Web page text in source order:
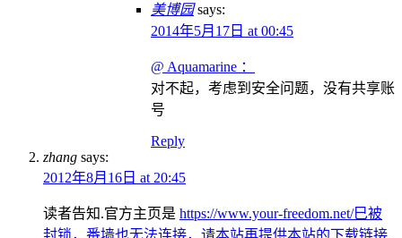
美博园 says:
2014年5月17日 at 00:45
@ Aquamarine ：
对不起，考虑到安全问题，没有共享账
号
Reply
zhang says:
2012年8月16日 at 20:45
读者告知.官方主页是 https://www.your-freedom.net/巳被
封锁，番墙也无法连接，请本站再提供本站的下载链接.